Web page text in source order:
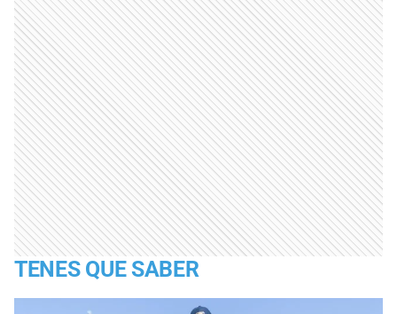
TENES QUE SABER